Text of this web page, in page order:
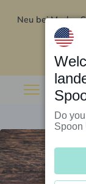
Neu bei Marley
Do
Spoon